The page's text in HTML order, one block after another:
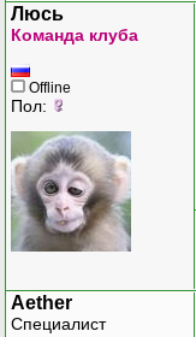
Люсь
Команда клуба
Offline
Пол:
Aether
Специалист